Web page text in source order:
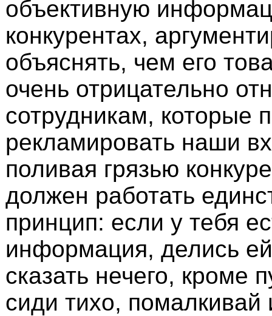
объективную
конкурентах,
объяснять, чем его
очень отрицательно
сотрудникам, которые
рекламировать наши
поливая грязью
должен работать
принцип: если у тебя
информация, делись
сказать нечего, кроме
сиди тихо, помалкивай